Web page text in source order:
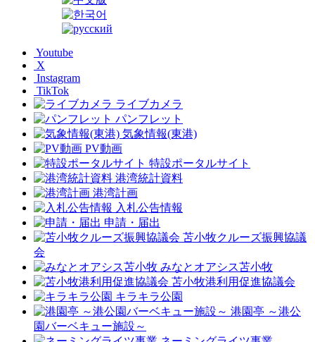
Youtube
X
Instagram
TikTok
ライブカメラ
パンフレット
気象情報(東港)
PV動画
特設ポータルサイト
港湾統計資料
港湾計画
入札公告情報
申請・届出
苫小牧クルーズ振興協議
会
みなとオアシス苫小牧
苫小牧港利用促進協議会
キラキラ公園
港園亭 ～港公
園バーベキュー施設～